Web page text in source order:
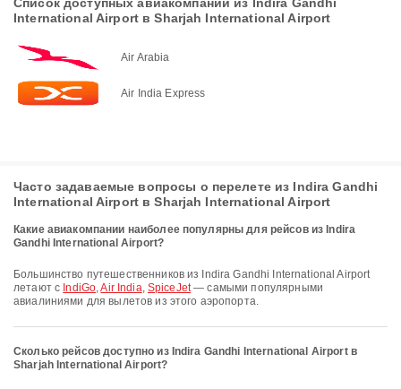
International Airport в Sharjah International Airport
Air Arabia
Air India Express
Часто задаваемые вопросы о перелете из Indira Gandhi
International Airport в Sharjah International Airport
Какие авиакомпании наиболее популярны для рейсов из Indira
Gandhi International Airport?
Большинство путешественников из Indira Gandhi International Airport
летают с IndiGo,Air India, SpiceJet— самыми популярными
авиалиниями для вылетов из этого аэропорта.
Сколько рейсов доступно из Indira Gandhi International Airport в
Sharjah International Airport?